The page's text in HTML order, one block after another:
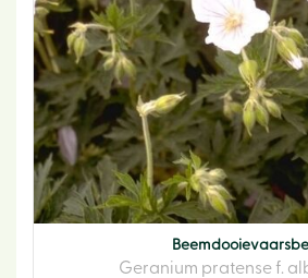
Geranium pratense f.